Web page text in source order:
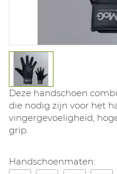
Deze handschoen
die nodig zijn voor het
vingergevoeligheid,
grip.
Handschoenmaten: